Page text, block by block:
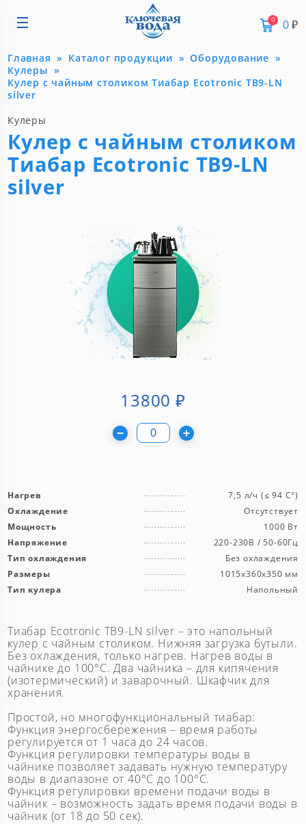
0 0₽
Главная Каталог продукции
Оборудование
Кулеры
Кулер с чайным столиком Тиабар Ecotronic TB9-LN
silver
Кулеры
Кулер с чайным столиком
Тиабар Ecotronic TB9-LN
silver
13800 ₽
Нагрев
7,5 л/ч (≤ 94 C°)
Охлаждение
Отсутствует
Мощность
1000 Вт
Напряжение
220-230В / 50-60Гц
Тип охлаждения
Без охлаждения
Размеры
1015x360x350 мм
Тип кулера
Напольный
Тиабар Ecotronic TB9-LN silver – это напольный
кулер с чайным столиком. Нижняя загрузка бутыли.
Без охлаждения, только нагрев. Нагрев воды в
чайнике до 100°С. Два чайника – для кипячения
(изотермический) и заварочный. Шкафчик для
хранения.
Простой, но многофункциональный тиабар:
Функция энергосбережения – время работы
регулируется от 1 часа до 24 часов.
Функция регулировки температуры воды в
чайнике позволяет задавать нужную температуру
воды в диапазоне от 40°С до 100°С.
Функция регулировки времени подачи воды в
чайник – возможность задать время подачи воды в
чайник (от 18 до 50 сек).